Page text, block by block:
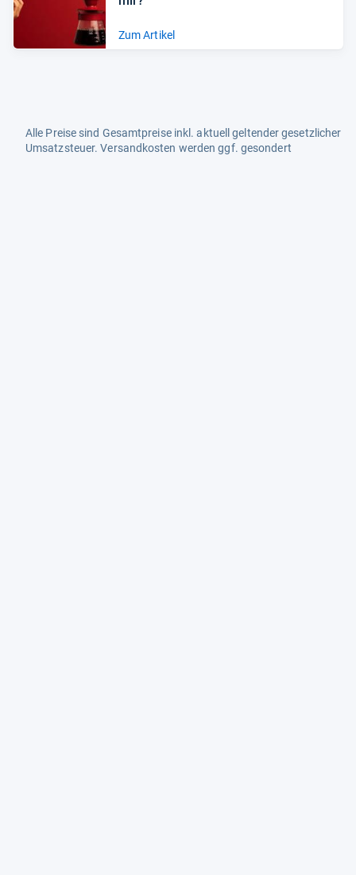
Zum Artikel
Alle Preise sind Gesamtpreise inkl. aktuell geltender gesetzlicher
Umsatzsteuer. Versandkosten werden ggf. gesondert